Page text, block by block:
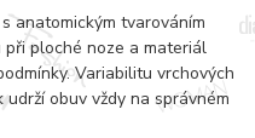
anatomickým tvarováním
ploché noze a materiál
Variabilitu vrchových
obuv vždy na správném